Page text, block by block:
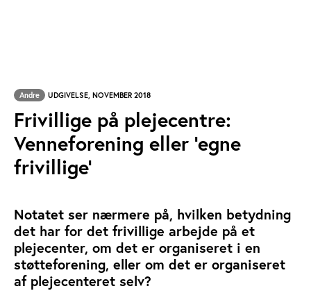
Andre UDGIVELSE, NOVEMBER 2018
Frivillige på plejecentre:
Venneforening eller ’egne
frivillige’
Notatet ser nærmere på, hvilken betydning
det har for det frivillige arbejde på et
plejecenter, om det er organiseret i en
støtteforening, eller om det er organiseret
af plejecenteret selv?